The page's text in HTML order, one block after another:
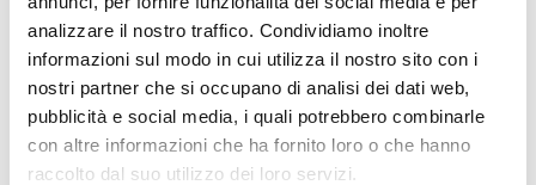
analizzare il nostro traffico. Condividiamo inoltre
informazioni sul modo in cui utilizza il nostro sito con i
nostri partner che si occupano di analisi dei dati web,
pubblicità e social media, i quali potrebbero combinarle
con altre informazioni che ha fornito loro o che hanno
raccolto dal suo utilizzo dei loro servizi.
Appeal for Syria